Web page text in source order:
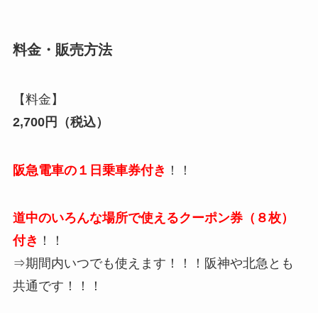
料金・販売方法
【料金】
2,700円（税込）
阪急電車の１日乗車券付き ！！
道中のいろんな場所で使えるクーポン券（８枚）
付き ！！
⇒期間内いつでも使えます！！！阪神や北急とも
共通です！！！